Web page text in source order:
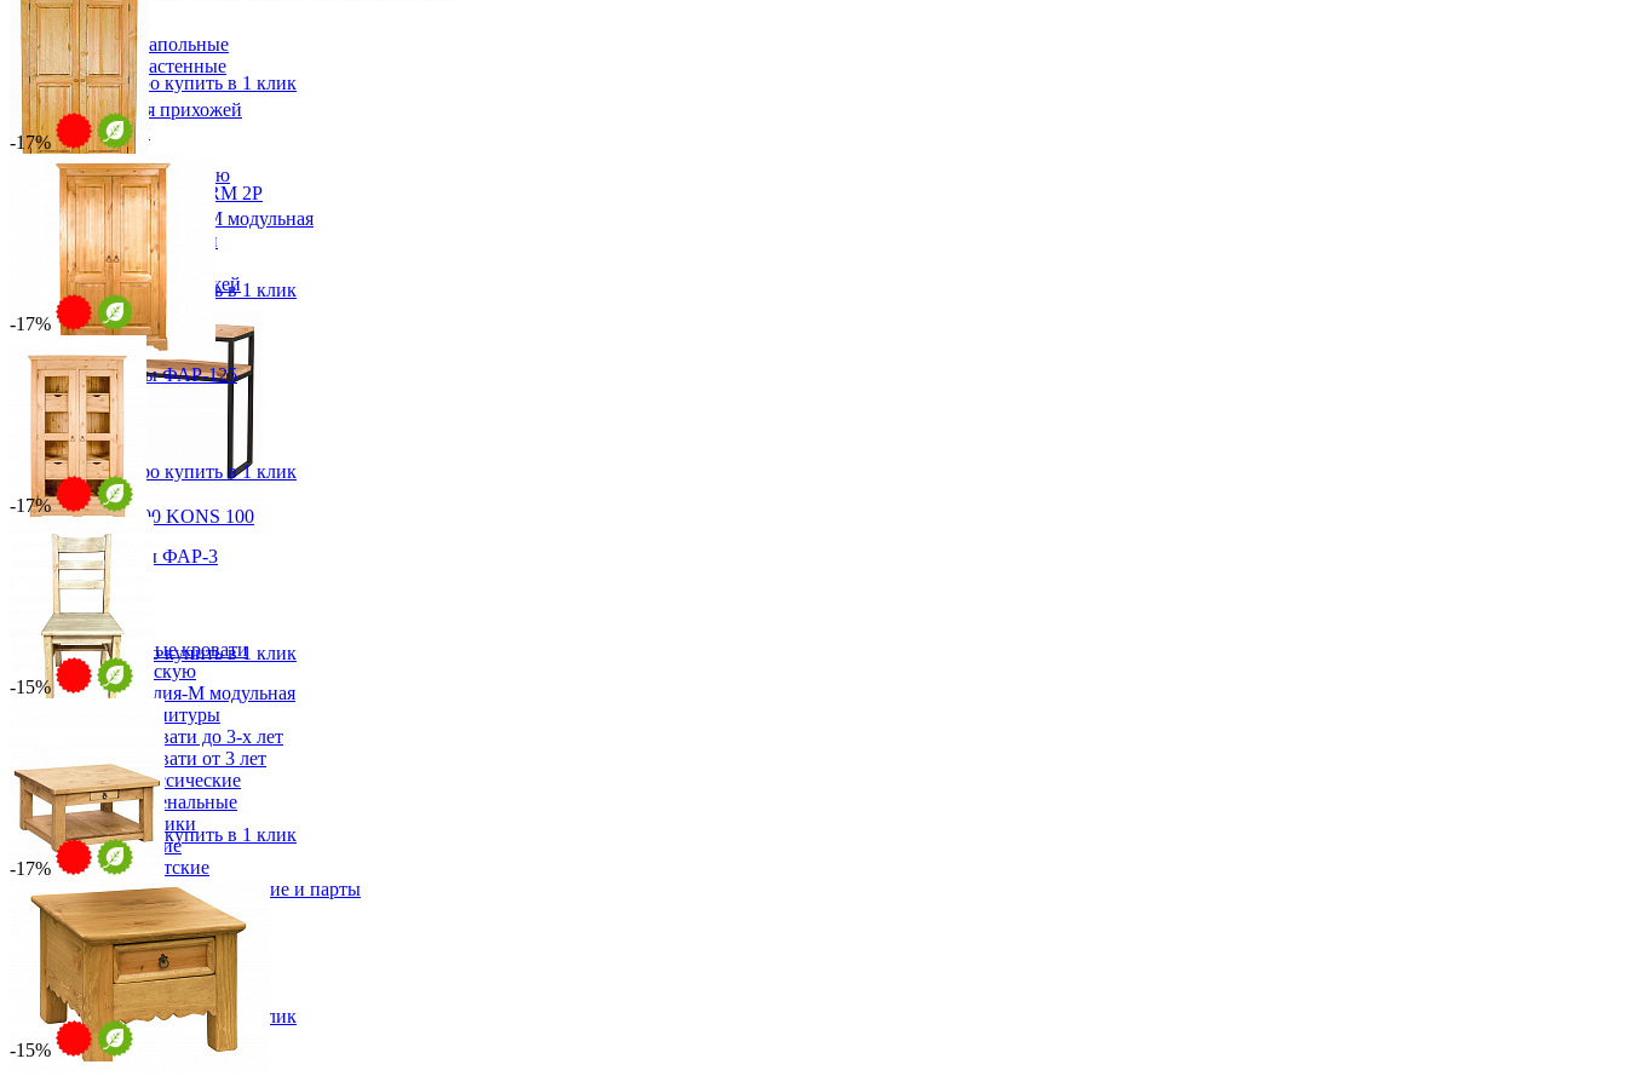
Прихожая
Вешалки напольные
Вешалки настенные
Газетница
Зеркала для прихожей
Ключницы
Консоли
Наборы в прихожую
Обувницы
Прихожая Вилия-М модульная
Скамьи и банкетки
Тумбы и комоды
Шкафы для прихожей
Консоль 100 KONS 100
16 247 ₽
В корзину
Детская
Двухъярусные кровати
Декор в детскую
Детская Вилия-М модульная
Детские гарнитуры
Детские кровати до 3-х лет
Детские кровати от 3 лет
Комоды классические
Комоды пеленальные
Кровати домики
Полки детские
Стеллажи детские
Столы письменные детские и парты
Тумбы для детей
Шведская стенка
Шкафы детские
Ящики и короба
от 36 920 ₽
от 43 435 ₽
56х180х40 см
В корзину Быстро купить в 1 клик
Шкаф для одежды EL ARM 2P
от 49 216 ₽
от 59 656 ₽
134х202х57 см
В корзину Быстро купить в 1 клик
-17%
Шкаф для посуды ФАР-125
от 60 547 ₽
от 73 390 ₽
122х200х58 см
В корзину Быстро купить в 1 клик
-17%
Шкаф для посуды ФАР-3
от 55 350 ₽
от 67 091 ₽
115х205х57 см
В корзину Быстро купить в 1 клик
-17%
от 10 034 ₽
от 12 162 ₽
41х100х41 см
В корзину Быстро купить в 1 клик
-15%
Стол журнальный Сервина
от 26 057 ₽
от 30 655 ₽
88х46х88 см
В корзину
Быстро купить в 1 клик
-17%
-15%